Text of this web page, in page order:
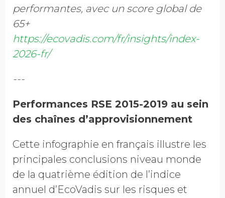
performantes, avec un score global de
65+
https://ecovadis.com/fr/insights/index-
2026-fr/
---
Performances RSE 2015-2019 au sein
des chaînes d’approvisionnement
Cette infographie en français illustre les
principales conclusions niveau monde
de la quatrième édition de l’indice
annuel d’EcoVadis sur les risques et